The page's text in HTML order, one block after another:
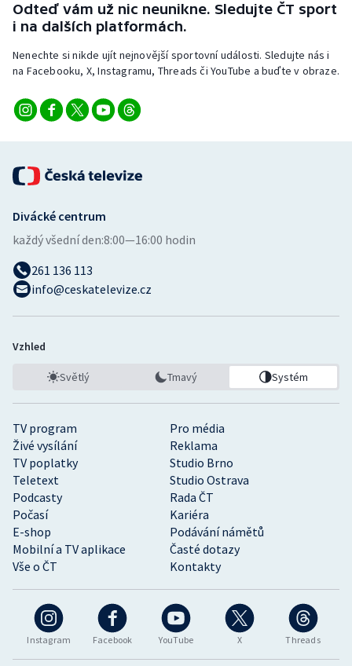
Triatlon
Veslování
Volejbal
Odteď vám už nic neunikne. Sledujte ČT sport
i na dalších platformách.
Nenechte si nikde ujít nejnovější sportovní události. Sledujte nás i
na Facebooku, X, Instagramu, Threads či YouTube a buďte v obraze.
Instagram Facebook YouTube X Threads
TV program
Pro média
Živé vysílání
Reklama
TV poplatky
Studio Brno
Teletext
Studio Ostrava
Podcasty
Rada ČT
Počasí
Kariéra
E-shop
Podávání námětů
Mobilní a TV aplikace
Časté dotazy
Vše o ČT
Kontakty
Divácké centrum
každý všední den:8:00—16:00 hodin
261 136 113
info@ceskatelevize.cz
Vzhled
Světlý Tmavý Systém